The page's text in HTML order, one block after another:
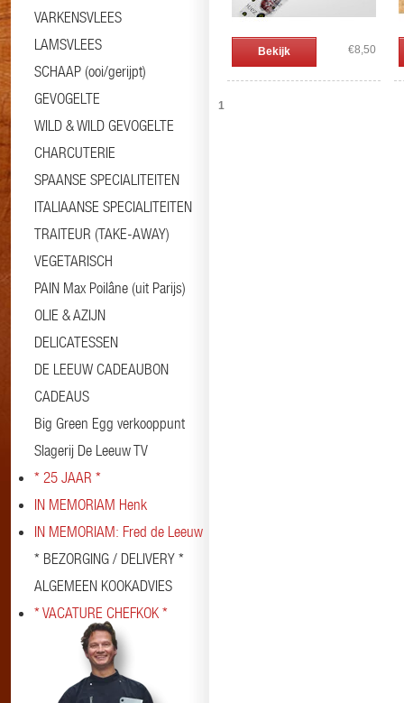
VARKENSVLEES
LAMSVLEES
SCHAAP (ooi/gerijpt)
GEVOGELTE
WILD & WILD GEVOGELTE
CHARCUTERIE
SPAANSE SPECIALITEITEN
ITALIAANSE SPECIALITEITEN
TRAITEUR (TAKE-AWAY)
VEGETARISCH
PAIN Max Poilâne (uit Parijs)
OLIE & AZIJN
DELICATESSEN
DE LEEUW CADEAUBON
CADEAUS
Big Green Egg verkooppunt
Slagerij De Leeuw TV
* 25 JAAR *
IN MEMORIAM Henk
IN MEMORIAM: Fred de Leeuw
* BEZORGING / DELIVERY *
ALGEMEEN KOOKADVIES
* VACATURE CHEFKOK *
Bekijk €8,50
1